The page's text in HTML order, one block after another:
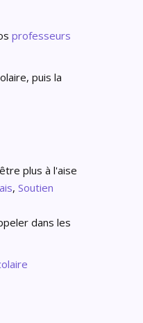
professeurs
puis la
plus à l'aise
, Soutien
dans les